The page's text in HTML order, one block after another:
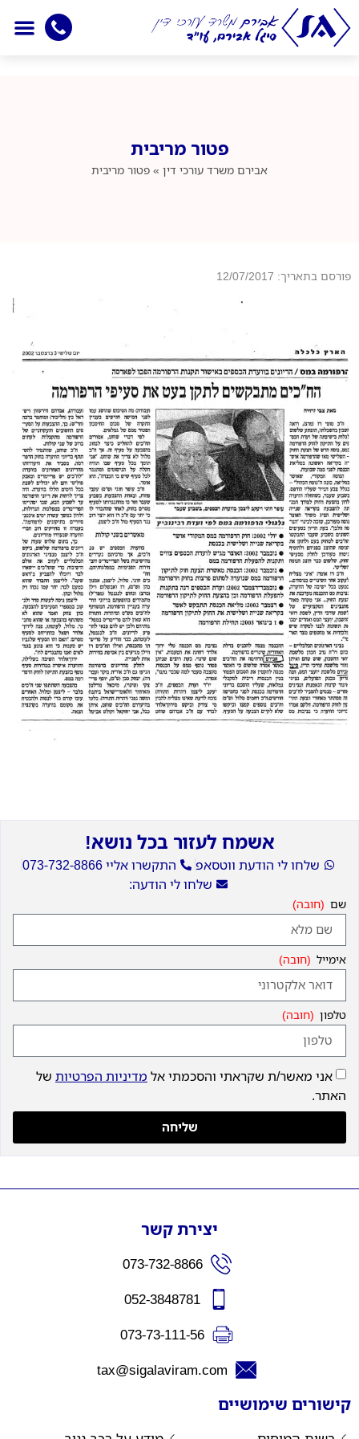
פטור מריבית
אבירם משרד עורכי דין » פטור מריבית
פורסם בתאריך: 12/07/2017
אשמח לעזור בכל נושא!
שלחו לי הודעת ווטסאפ
התקשרו אליי 073-732-8866
שלחו לי הודעה:
שם
אימייל
טלפון
אני מאשר/ת שקראתי והסכמתי אל מדיניות הפרטיות של
האתר.
שליחה
קישורים שימושיים
יצירת קשר
073-732-8866
052-3848781
073-73-111-56
tax@sigalaviram.com